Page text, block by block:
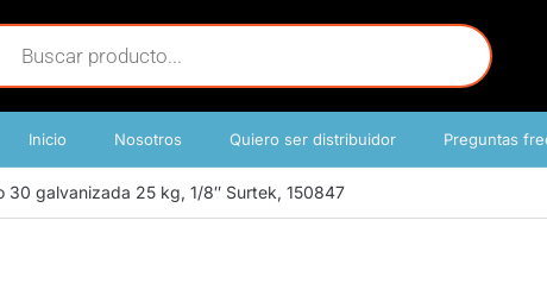
Inicio Nosotros Quiero ser distribuidor Preguntas
30 galvanizada 25 kg, 1/8″ Surtek, 150847